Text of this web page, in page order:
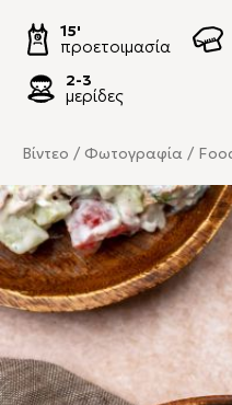
15'
προετοιμασία
2-3
μερίδες
Βίντεο / Φωτογραφία /